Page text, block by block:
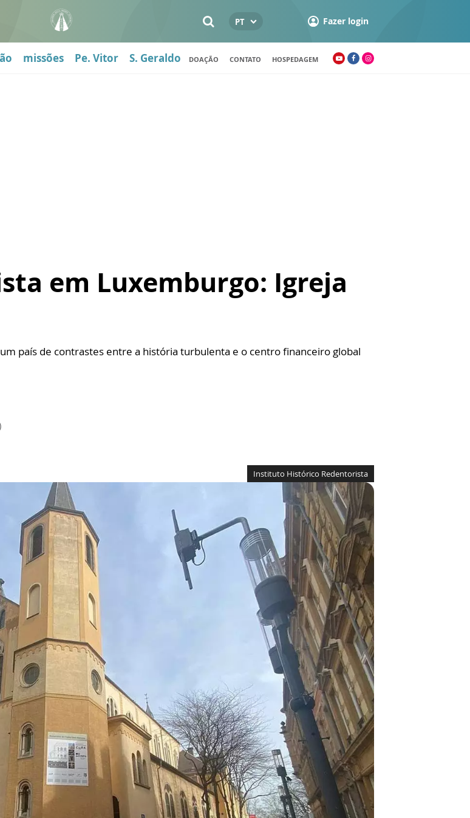
PT Fazer login
missões Pe. Vitor S. Geraldo DOAÇÃO CONTATO HOSPEDAGEM
em Luxemburgo: Igreja
país de contrastes entre a história turbulenta e o centro financeiro global
Instituto Histórico Redentorista